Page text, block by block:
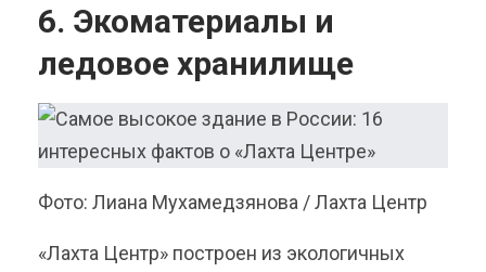
6. Экоматериалы и
ледовое хранилище
Фото: Лиана Мухамедзянова / Лахта Центр
«Лахта Центр» построен из экологичных